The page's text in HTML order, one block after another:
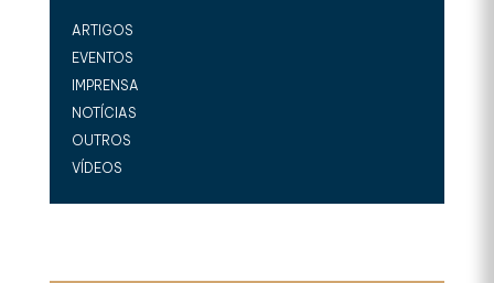
ARTIGOS
EVENTOS
IMPRENSA
NOTÍCIAS
OUTROS
VÍDEOS